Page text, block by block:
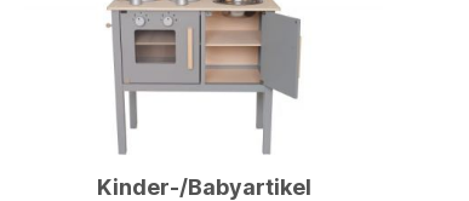
Kinder-/Babyartikel